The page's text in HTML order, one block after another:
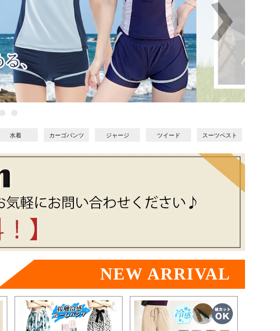
水着 カーゴパンツ ジャージ ツイード スーツベスト
NEW ARRIVAL